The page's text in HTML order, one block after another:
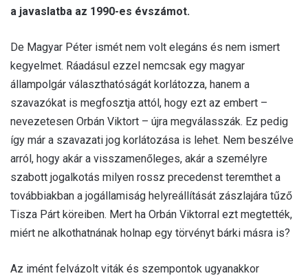
a javaslatba az 1990-es évszámot.
De Magyar Péter ismét nem volt elegáns és nem ismert
kegyelmet. Ráadásul ezzel nemcsak egy magyar
állampolgár választhatóságát korlátozza, hanem a
szavazókat is megfosztja attól, hogy ezt az embert –
nevezetesen Orbán Viktort – újra megválasszák. Ez pedig
így már a szavazati jog korlátozása is lehet. Nem beszélve
arról, hogy akár a visszamenőleges, akár a személyre
szabott jogalkotás milyen rossz precedenst teremthet a
továbbiakban a jogállamiság helyreállítását zászlajára tűző
Tisza Párt köreiben. Mert ha Orbán Viktorral ezt megtették,
miért ne alkothatnának holnap egy törvényt bárki másra is?
Az imént felvázolt viták és szempontok ugyanakkor